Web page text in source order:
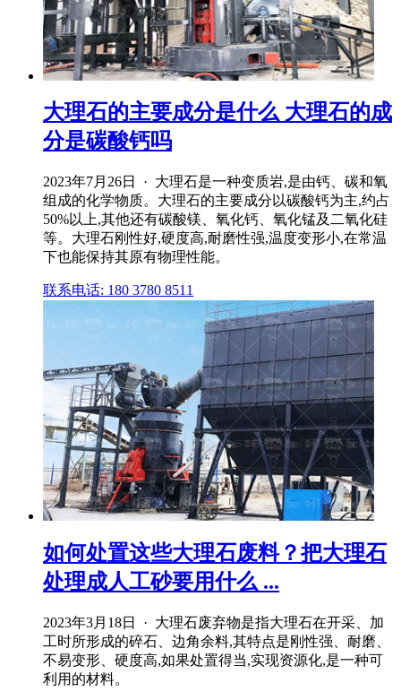
大理石的主要成分是什么 大理石的成
分是碳酸钙吗
2023年7月26日 · 大理石是一种变质岩,是由钙、碳和氧
组成的化学物质。大理石的主要成分以碳酸钙为主,约占
50%以上,其他还有碳酸镁、氧化钙、氧化锰及二氧化硅
等。大理石刚性好,硬度高,耐磨性强,温度变形小,在常温
下也能保持其原有物理性能。
联系电话: 180 3780 8511
如何处置这些大理石废料？把大理石
处理成人工砂要用什么 ...
2023年3月18日 · 大理石废弃物是指大理石在开采、加
工时所形成的碎石、边角余料,其特点是刚性强、耐磨、
不易变形、硬度高,如果处置得当,实现资源化,是一种可
利用的材料。